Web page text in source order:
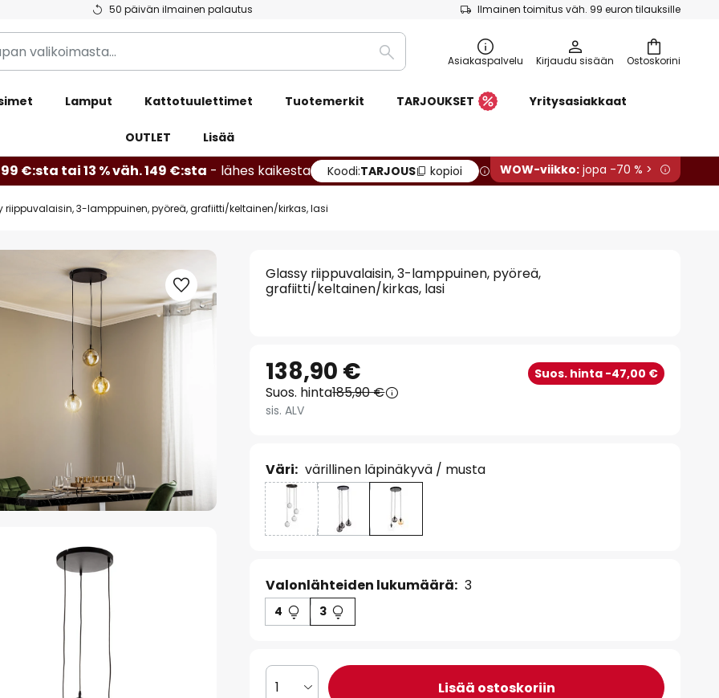
50 päivän ilmainen palautus Ilmainen toimitus väh. 99 euron tilauksille
Ostoskorini
Etsi Asiakaspalvelu Kirjaudu sisään
Lamput Kattotuulettimet Tuotemerkit TARJOUKSET Yritysasiakkaat
OUTLET Lisää
€:sta tai 13 % väh. 149 €:sta - lähes kaikesta Koodi:TARJOUS kopioi WOW-viikko: jopa -70 % >
riippuvalaisin, 3-lamppuinen, pyöreä, grafiitti/keltainen/kirkas, lasi
Glassy riippuvalaisin, 3-lamppuinen, pyöreä,
grafiitti/keltainen/kirkas, lasi
138,90 € Suos. hinta -47,00 €
Suos. hinta185,90 €
sis. ALV
Väri: värillinen läpinäkyvä / musta
Valonlähteiden lukumäärä: 3
4 3
1 Lisää ostoskoriin